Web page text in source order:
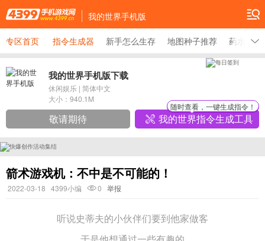
我的世界手机版
专区首页 指令生成器 新手怎么生存 地图种子推荐 药水制造
我的世界手机版下载
休闲娱乐 | 简体中文
大小： 940.1M
敬请期待 我的世界指令生成工具
随时查看，一键生成指令！
箭术游戏机：不中是不可能的！
2022-03-18 4399小编 0 举报
听说史蒂夫的小伙伴们要到他家做客